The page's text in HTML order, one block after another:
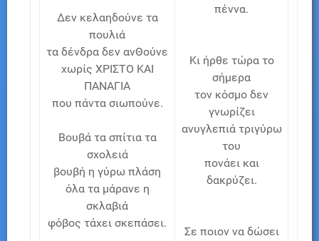
Δεν κελαηδούνε τα
πουλιά
τα δένδρα δεν ανΘούνε
χωρίς ΧΡΙΣΤΟ ΚΑΙ
ΠΑΝΑΓΙΑ
που πάντα σιωπούνε.
Βουβά τα σπίτια τα
σχολειά
βουβή η γύρω πλάση
όλα τα μάρανε η
σκλαβιά
φόβος τάχει σκεπάσει.
πέννα.
Κι ήρθε τώρα το
σήμερα
τον κόσμο δεν
γνωρίζει
ανυγλεπιά τριγύρω
του
πονάει και
δακρύζει.
Σε ποιον να δώσει